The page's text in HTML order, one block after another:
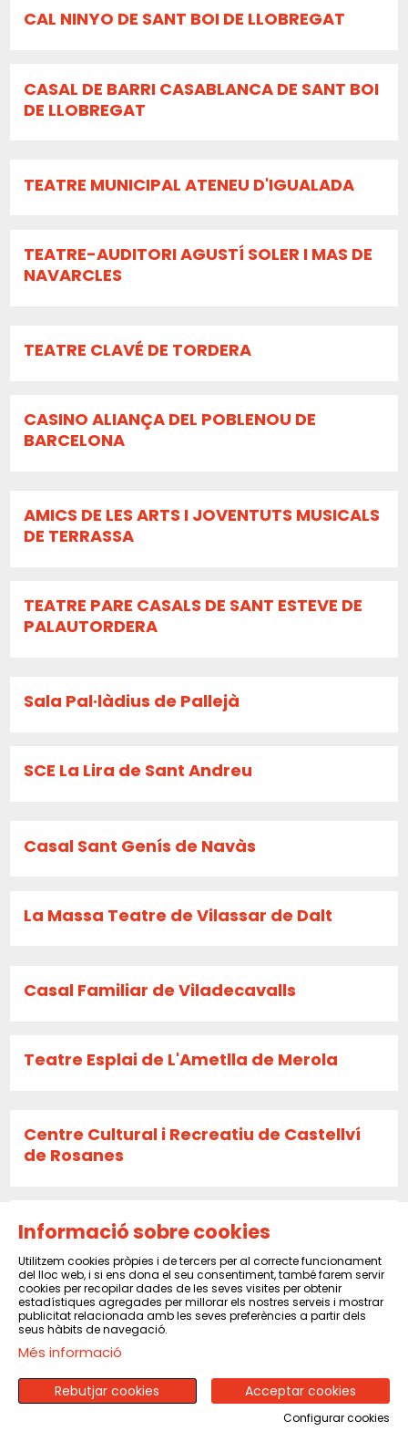
CAL NINYO DE SANT BOI DE LLOBREGAT
CASAL DE BARRI CASABLANCA DE SANT BOI
DE LLOBREGAT
TEATRE MUNICIPAL ATENEU D'IGUALADA
TEATRE-AUDITORI AGUSTÍ SOLER I MAS DE
NAVARCLES
TEATRE CLAVÉ DE TORDERA
CASINO ALIANÇA DEL POBLENOU DE
BARCELONA
AMICS DE LES ARTS I JOVENTUTS MUSICALS
DE TERRASSA
TEATRE PARE CASALS DE SANT ESTEVE DE
PALAUTORDERA
Sala Pal·làdius de Pallejà
SCE La Lira de Sant Andreu
Casal Sant Genís de Navàs
La Massa Teatre de Vilassar de Dalt
Casal Familiar de Viladecavalls
Teatre Esplai de L'Ametlla de Merola
Centre Cultural i Recreatiu de Castellví
de Rosanes
La Caldera
Sala El Sindicat de Balsareny
DE MAR
Informació sobre cookies
Utilitzem cookies pròpies i de tercers per al correcte funcionament
del lloc web, i si ens dona el seu consentiment, també farem servir
cookies per recopilar dades de les seves visites per obtenir
estadístiques agregades per millorar els nostres serveis i mostrar
publicitat relacionada amb les seves preferències a partir dels
seus hàbits de navegació.
Més informació
Acceptar cookies
Rebutjar cookies
Configurar cookies